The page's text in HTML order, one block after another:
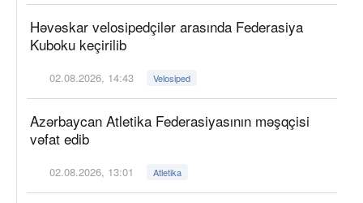
Həvəskar velosipedçilər arasında Federasiya
Kuboku keçirilib
02.08.2026, 14:43 Velosiped
Azərbaycan Atletika Federasiyasının məşqçisi
vəfat edib
02.08.2026, 13:01 Atletika